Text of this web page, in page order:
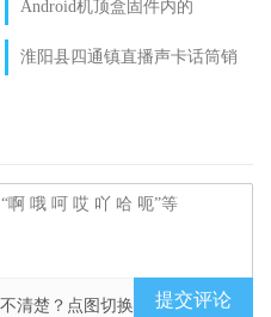
Android机顶盒固件内的
build.prop参数详解 --改机顶盒
设备名称
淮阳县四通镇直播声卡话筒销
提交评论